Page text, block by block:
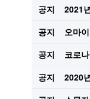
공지
2021
공지
오마
공지
코로
공지
2020